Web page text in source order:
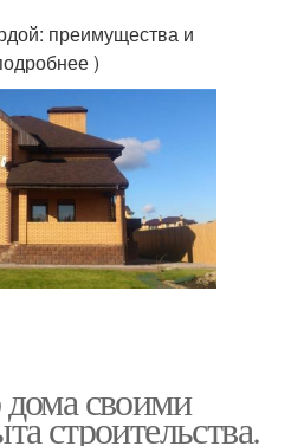
преимущества и
)
дома своими
строительства.